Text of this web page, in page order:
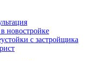
новостройке
с застройщика